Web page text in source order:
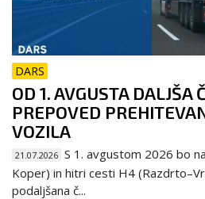
DARS
OD 1. AVGUSTA DALJŠA
PREPOVED
VOZILA
21.07.2026 S 1. avgustom 2026 bo
Koper) in hitri cesti H4
podaljšana č...